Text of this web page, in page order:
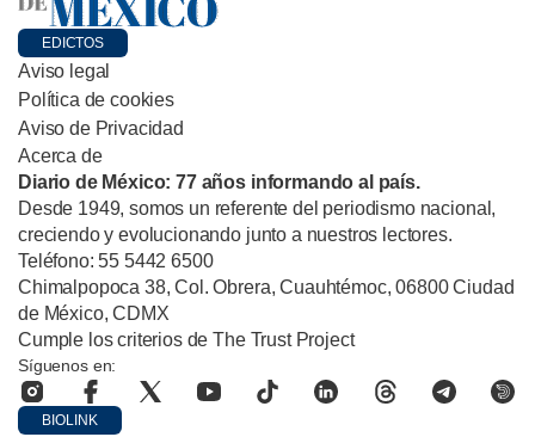
EDICTOS
Aviso legal
Política de cookies
Aviso de Privacidad
Acerca de
Diario de México: 77 años informando al país.
Desde 1949, somos un referente del periodismo nacional,
creciendo y evolucionando junto a nuestros lectores.
Teléfono: 55 5442 6500
Chimalpopoca 38, Col. Obrera, Cuauhtémoc, 06800 Ciudad
de México, CDMX
Cumple los criterios de The Trust Project
Síguenos en:
BIOLINK